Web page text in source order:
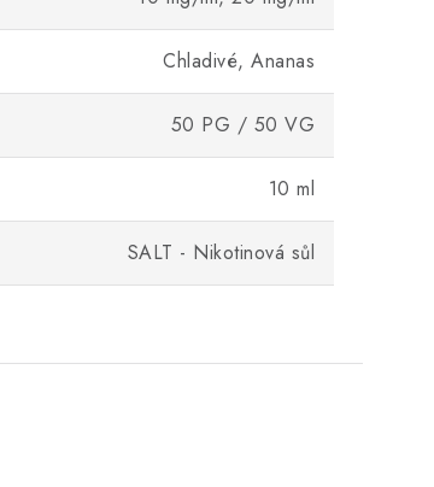
Chladivé, Ananas
50 PG / 50 VG
10 ml
SALT - Nikotinová sůl